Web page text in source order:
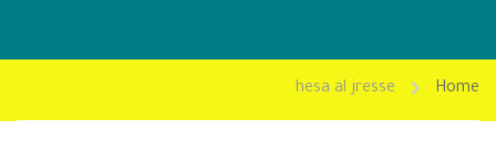
Home
hesa al jresse